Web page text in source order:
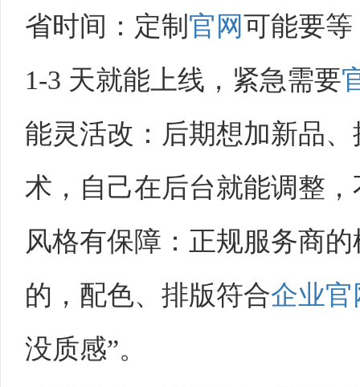
省时间：定制 官网可能要等
1-3 天就能上线，紧急需要
能灵活改：后期想加新品
术，自己在后台就能调整
风格有保障：正规服务商
的，配色、排版符合企业官
没质感”。​